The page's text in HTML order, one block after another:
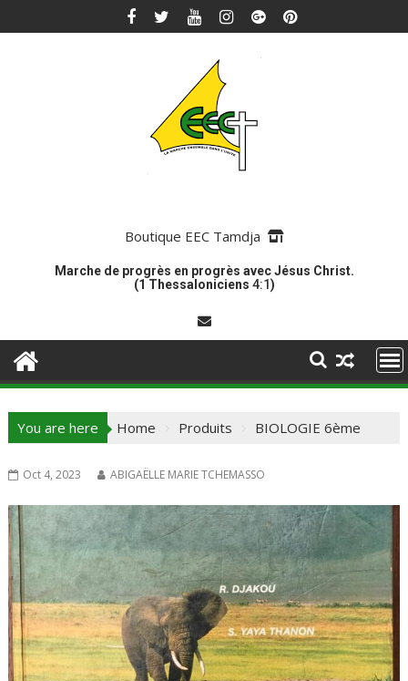
to
Boutique EEC Tamdja
Marche de progrès en progrès avec Jésus Christ.
(1 Thessaloniciens 4:1)
You are here Home Produits BIOLOGIE 6ème
Oct 4, 2023 ABIGAËLLE MARIE TCHEMASSO